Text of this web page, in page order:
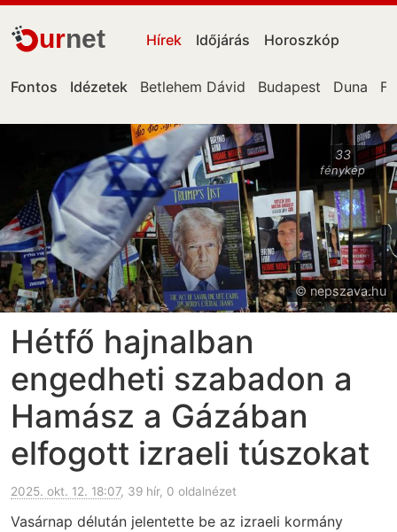
urnet Hírek Időjárás Horoszkóp
Fontos Idézetek Betlehem Dávid Budapest Duna
33
fénykép
© nepszava.hu
Hétfő hajnalban
engedheti szabadon a
Hamász a Gázában
elfogott izraeli túszokat
2025. okt. 12. 18:07, 39 hír, 0 oldalnézet
Vasárnap délután jelentette be az izraeli kormány